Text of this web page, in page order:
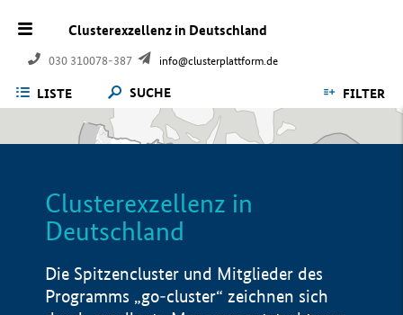
Clusterexzellenz in Deutschland
030 310078-387 info@clusterplattform.de
LISTE SUCHE FILTER
Clusterexzellenz in
Deutschland
Die Spitzencluster und Mitglieder des
Programms „go-cluster“ zeichnen sich